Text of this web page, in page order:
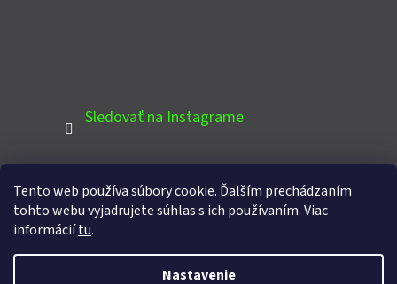
Tento web používa súbory cookie. Ďalším prechádzaním
tohto webu vyjadrujete súhlas s ich používaním. Viac
informáciítu.
Nastavenie
Sledovať na Instagrame
PINTEREST